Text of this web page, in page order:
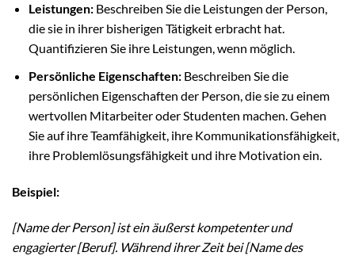
Leistungen:Beschreiben Sie die Leistungen der Person,
die sie in ihrer bisherigen Tätigkeit erbracht hat.
Quantifizieren Sie ihre Leistungen, wenn möglich.
Persönliche Eigenschaften:Beschreiben Sie die
persönlichen Eigenschaften der Person, die sie zu einem
wertvollen Mitarbeiter oder Studenten machen. Gehen
Sie auf ihre Teamfähigkeit, ihre Kommunikationsfähigkeit,
ihre Problemlösungsfähigkeit und ihre Motivation ein.
Beispiel:
[Name der Person] ist ein äußerst kompetenter und
engagierter [Beruf]. Während ihrer Zeit bei [Name des